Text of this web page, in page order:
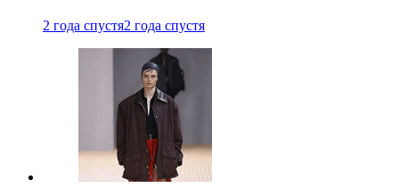
2 года спустя2 года спустя